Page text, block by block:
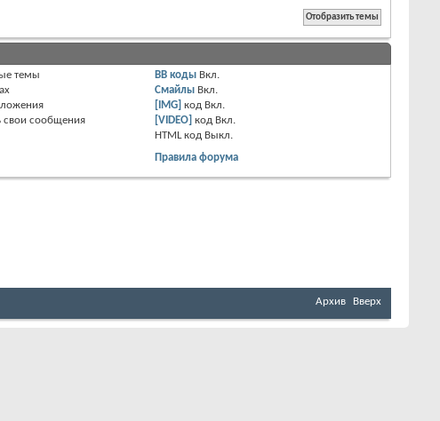
темы
свои сообщения
BB коды Вкл.
Смайлы Вкл.
[IMG] код Вкл.
[VIDEO] код Вкл.
HTML код Выкл.
Правила форума
Архив Вверх